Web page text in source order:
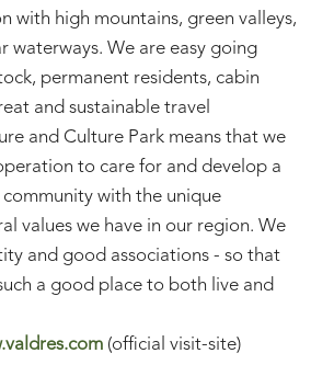
with high mountains, green valleys,
waterways. We are easy going
permanent residents, cabin
and sustainable travel
and Culture Park means that we
to care for and develop a
with the unique
values we have in our region. We
and good associations - so that
a good place to both live and
(official visit-site)